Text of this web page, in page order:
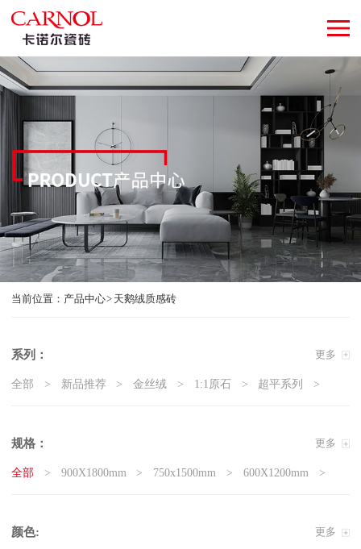
当前位置： 产品中心 天鹅绒质感砖
系列： 更多
全部 新品推荐 金丝绒 1:1原石 超平系列
精工大理石
3D微雕 臻白超平 臻白质感砖系列 莱姆石系列
规格： 更多
全部 900X1800mm 750x1500mm 600X1200mm
颜色: 更多